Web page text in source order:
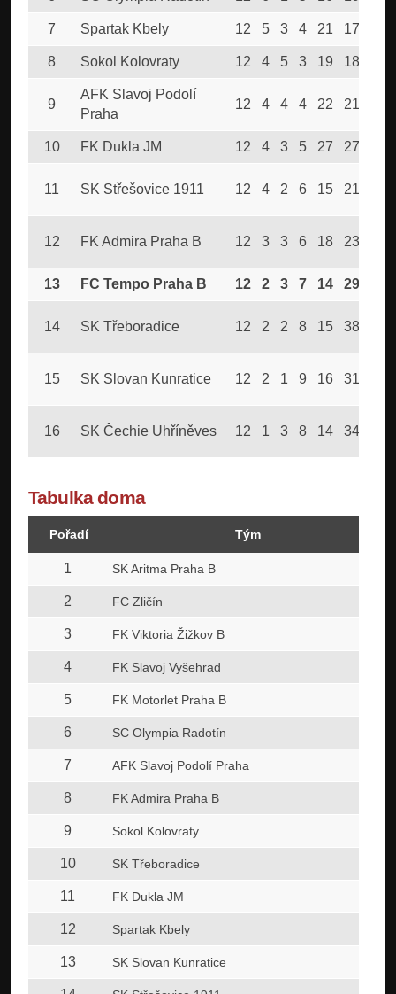
7 Spartak Kbely 12 5 3 4 21 17
8 Sokol Kolovraty 12 4 5 3 19 18
9
AFK Slavoj Podolí
Praha
12 4 4 4 22 21
10 FK Dukla JM 12 4 3 5 27 27
11 SK Střešovice 1911 12 4 2 6 15 21
12 FK Admira Praha B 12 3 3 6 18 23
13 FC Tempo Praha B 12 2 3 7 14 29
14 SK Třeboradice 12 2 2 8 15 38
15 SK Slovan Kunratice 12 2 1 9 16 31
16 SK Čechie Uhříněves 12 1 3 8 14 34
Tabulka doma
Pořadí Tým
1 SK Aritma Praha B
2 FC Zličín
3 FK Viktoria Žižkov B
4 FK Slavoj Vyšehrad
5 FK Motorlet Praha B
6 SC Olympia Radotín
7 AFK Slavoj Podolí Praha
8 FK Admira Praha B
9 Sokol Kolovraty
10 SK Třeboradice
11 FK Dukla JM
12 Spartak Kbely
13 SK Slovan Kunratice